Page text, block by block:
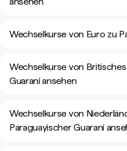
Wechselkurse von Euro zu
Wechselkurse von
Guaraní ansehen
Wechselkurse von
Paraguayischer Guaraní